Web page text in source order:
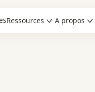
Ressources A propos